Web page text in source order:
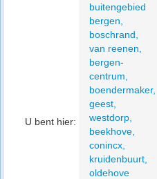
U bent hier:
buitengebied
bergen,
boschrand,
van reenen,
bergen-
centrum,
boendermaker,
geest,
westdorp,
beekhove,
conincx,
kruidenbuurt,
oldehove